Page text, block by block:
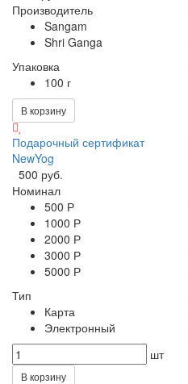
Производитель
Sangam
Shri Ganga
Упаковка
100 г
В корзину
Подарочный сертификат
NewYog
500 руб.
Номинал
500 Р
1000 Р
2000 Р
3000 Р
5000 Р
Тип
Карта
Электронный
шт
В корзину